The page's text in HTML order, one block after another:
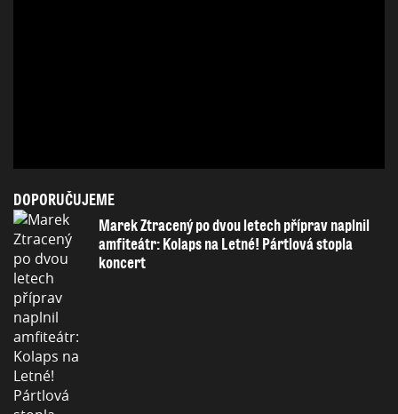
DOPORUČUJEME
Marek Ztracený po dvou letech příprav naplnil
amfiteátr: Kolaps na Letné! Pártlová stopla
koncert